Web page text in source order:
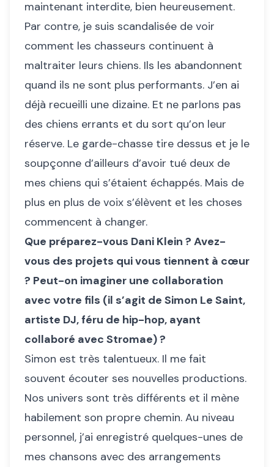
maintenant interdite, bien heureusement.
Par contre, je suis scandalisée de voir
comment les chasseurs continuent à
maltraiter leurs chiens. Ils les abandonnent
quand ils ne sont plus performants. J’en ai
déjà recueilli une dizaine. Et ne parlons pas
des chiens errants et du sort qu’on leur
réserve. Le garde-chasse tire dessus et je le
soupçonne d’ailleurs d’avoir tué deux de
mes chiens qui s’étaient échappés. Mais de
plus en plus de voix s’élèvent et les choses
commencent à changer.
Que préparez-vous Dani Klein ? Avez-
vous des projets qui vous tiennent à cœur
? Peut-on imaginer une collaboration
avec votre fils (il s’agit de Simon Le Saint,
artiste DJ, féru de hip-hop, ayant
collaboré avec Stromae) ?
Simon est très talentueux. Il me fait
souvent écouter ses nouvelles productions.
Nos univers sont très différents et il mène
habilement son propre chemin. Au niveau
personnel, j’ai enregistré quelques-unes de
mes chansons avec des arrangements